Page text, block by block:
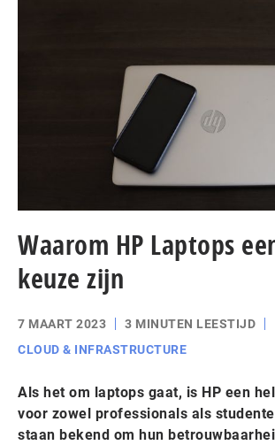
Waarom HP Laptops
keuze zijn
7 MAART 2023
3 MINUTEN LEESTIJD
CLOUD & INFRASTRUCTURE
Als het om laptops gaat, is HP een
voor zowel professionals als
staan bekend om hun